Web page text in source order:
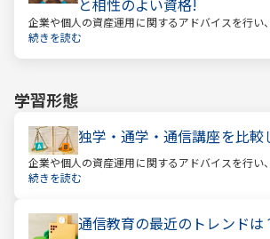
と相性のよい資格!
企業や個人の資産運用に関するアドバイスを行い
計を提案するファイナンシャルプランナー
続きを読む
学習形態
独学・通学・通信講座を比較
企業や個人の資産運用に関するアドバイスを行い
計を提案するファイナンシャルプランナー。
続きを読む
通信教育の最近のトレンドは